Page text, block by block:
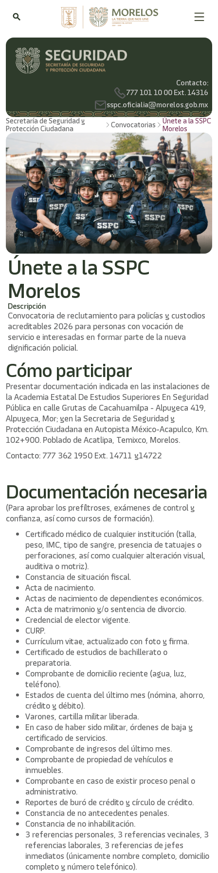
search
Contacto:
777 101 10 00 Ext. 14316
sspc.oficialia@morelos.gob.mx
Secretaría de Seguridad y
Protección Ciudadana
Convocatorias
Únete a la SSPC
Morelos
Únete a la SSPC
Morelos
Descripción
Convocatoria de reclutamiento para policías y custodios
acreditables 2026 para personas con vocación de
servicio e interesadas en formar parte de la nueva
dignificación policial.
Cómo participar
Presentar documentación indicada en las instalaciones de
la Academia Estatal De Estudios Superiores En Seguridad
Pública en calle Grutas de Cacahuamilpa - Alpuyeca 419,
Alpuyeca, Mor; yen la Secretaria de Seguridad y
Protección Ciudadana en Autopista México-Acapulco, Km.
102+900. Poblado de Acatlipa, Temixco, Morelos.
Contacto: 777 362 1950 Ext. 14711 y14722
Documentación necesaria
(Para aprobar los prefíltroses, exámenes de control y
confianza, así como cursos de formación).
Certificado médico de cualquier institución (talla,
peso, IMC, tipo de sangre, presencia de tatuajes o
perforaciones, así como cualquier alteración visual,
auditiva o motriz).
Constancia de situación fiscal.
Acta de nacimiento.
Actas de nacimiento de dependientes económicos.
Acta de matrimonio y/o sentencia de divorcio.
Credencial de elector vigente.
CURP.
Currículum vitae, actualizado con foto y firma.
Certificado de estudios de bachillerato o
preparatoria.
Comprobante de domicilio reciente (agua, luz,
teléfono).
Estados de cuenta del último mes (nómina, ahorro,
crédito y débito).
Varones, cartilla militar liberada.
En caso de haber sido militar, órdenes de baja y
certificado de servicios.
Comprobante de ingresos del último mes.
Comprobante de propiedad de vehículos e
inmuebles.
Comprobante en caso de existir proceso penal o
administrativo.
Reportes de buró de crédito y círculo de crédito.
Constancia de no antecedentes penales.
Constancia de no inhabilitación.
3 referencias personales, 3 referencias vecinales, 3
referencias laborales, 3 referencias de jefes
inmediatos (únicamente nombre completo, domicilio
completo y número telefónico).